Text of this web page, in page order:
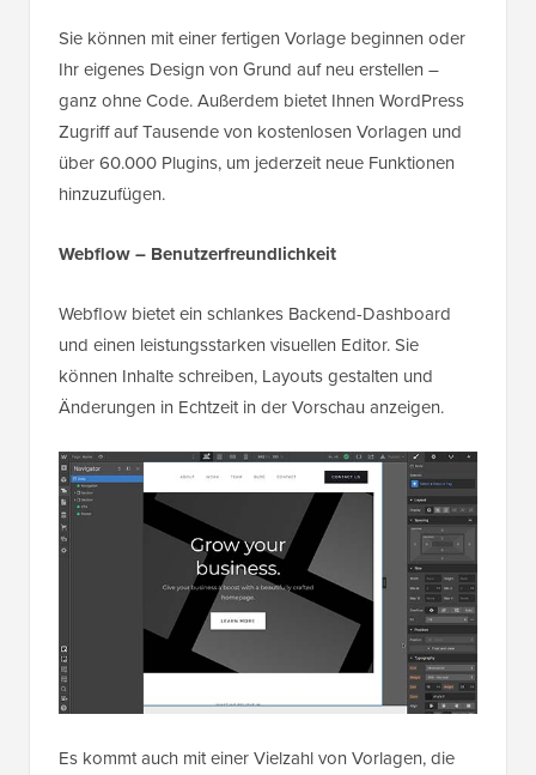
Sie können mit einer fertigen Vorlage beginnen oder
Ihr eigenes Design von Grund auf neu erstellen –
ganz ohne Code. Außerdem bietet Ihnen WordPress
Zugriff auf Tausende von kostenlosen Vorlagen und
über 60.000 Plugins, um jederzeit neue Funktionen
hinzuzufügen.
Webflow – Benutzerfreundlichkeit
Webflow bietet ein schlankes Backend-Dashboard
und einen leistungsstarken visuellen Editor. Sie
können Inhalte schreiben, Layouts gestalten und
Änderungen in Echtzeit in der Vorschau anzeigen.
Es kommt auch mit einer Vielzahl von Vorlagen, die